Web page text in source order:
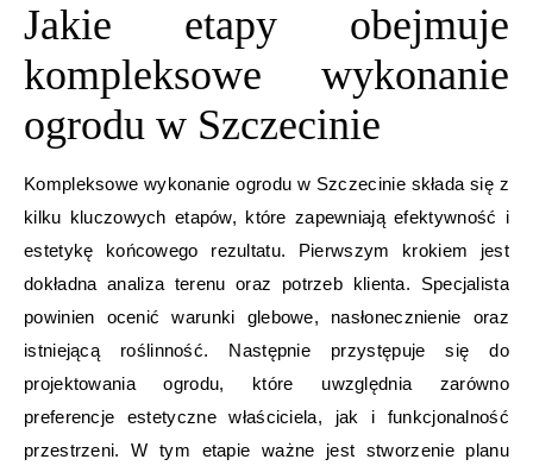
Jakie etapy obejmuje
kompleksowe wykonanie
ogrodu w Szczecinie
Kompleksowe wykonanie ogrodu w Szczecinie składa się z
kilku kluczowych etapów, które zapewniają efektywność i
estetykę końcowego rezultatu. Pierwszym krokiem jest
dokładna analiza terenu oraz potrzeb klienta. Specjalista
powinien ocenić warunki glebowe, nasłonecznienie oraz
istniejącą roślinność. Następnie przystępuje się do
projektowania ogrodu, które uwzględnia zarówno
preferencje estetyczne właściciela, jak i funkcjonalność
przestrzeni. W tym etapie ważne jest stworzenie planu